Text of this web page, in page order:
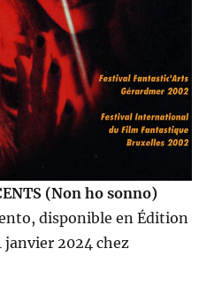
(Non ho sonno)
disponible en Édition
2024 chez